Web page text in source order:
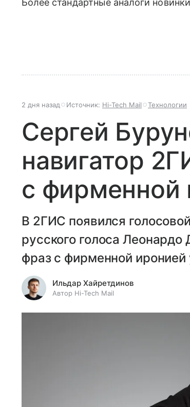
Более стандартные аналоги
2 дня назад Источник: Hi-Tech Mail Технологии
Сергей
навигатор
с фирменной
В 2ГИС появился
русского голоса
фраз с фирменной
Ильдар Хайретдинов
Автор Hi-Tech Mail